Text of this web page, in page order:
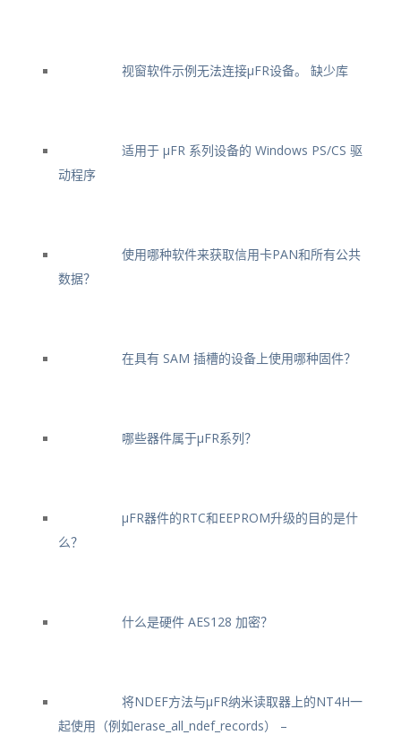
视窗软件示例无法连接μFR设备。 缺少库
适用于 μFR 系列设备的 Windows PS/CS 驱
动程序
使用哪种软件来获取信用卡PAN和所有公共
数据？
在具有 SAM 插槽的设备上使用哪种固件？
哪些器件属于μFR系列？
μFR器件的RTC和EEPROM升级的目的是什
么？
什么是硬件 AES128 加密？
将NDEF方法与μFR纳米读取器上的NT4H一
起使用（例如erase_all_ndef_records） –